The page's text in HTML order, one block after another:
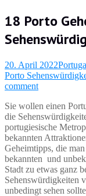
18 Porto
20. April 2022
Porto
comment
Sie wollen einen
die
portugiesische
bekannten
Geheimtipps, die
bekannten und
Stadt zu etwas ganz
Sehenswürdigkeiten
unbedingt sehen